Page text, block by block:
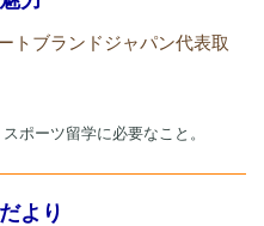
トブランドジャパン代表取
ポーツ留学に必要なこと。
より